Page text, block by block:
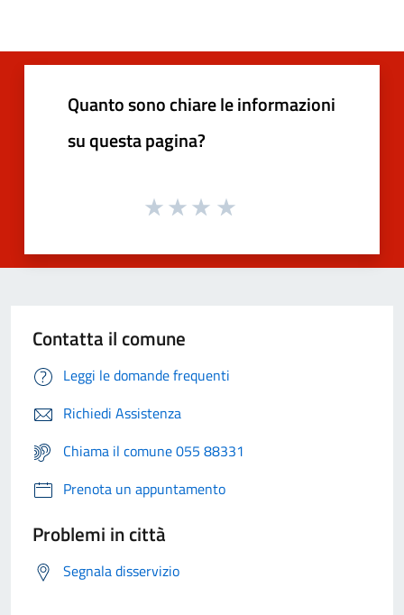
Quanto sono chiare le informazioni
su questa pagina?
Contatta il comune
Leggi le domande frequenti
Richiedi Assistenza
Chiama il comune 055 88331
Prenota un appuntamento
Problemi in città
Segnala disservizio